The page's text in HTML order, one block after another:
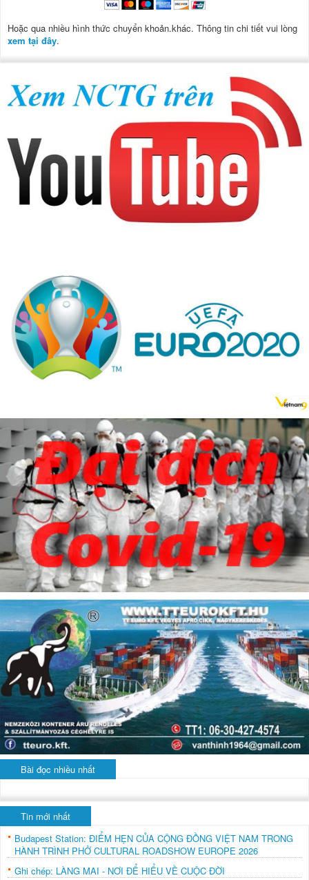
Hoặc qua nhiều hình thức chuyển khoản.khác. Thông tin chi tiết vui lòng
xem tại đây.
Bài đọc nhiều nhất
Tin mới nhất
Budapest Station: ĐIỂM HẸN CỦA CỘNG ĐỒNG VIỆT NAM TRONG
HÀNH TRÌNH PHỞ CULTURAL ROADSHOW EUROPE 2026
Ghi chép: LÀNG MAI - NƠI ĐỂ HIỂU VỀ CUỘC ĐỜI